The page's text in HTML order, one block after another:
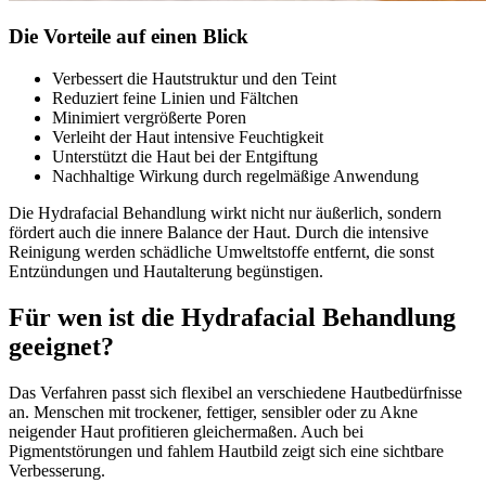
Die Vorteile auf einen Blick
Verbessert die Hautstruktur und den Teint
Reduziert feine Linien und Fältchen
Minimiert vergrößerte Poren
Verleiht der Haut intensive Feuchtigkeit
Unterstützt die Haut bei der Entgiftung
Nachhaltige Wirkung durch regelmäßige Anwendung
Die Hydrafacial Behandlung wirkt nicht nur äußerlich, sondern
fördert auch die innere Balance der Haut. Durch die intensive
Reinigung werden schädliche Umweltstoffe entfernt, die sonst
Entzündungen und Hautalterung begünstigen.
Für wen ist die Hydrafacial Behandlung
geeignet?
Das Verfahren passt sich flexibel an verschiedene Hautbedürfnisse
an. Menschen mit trockener, fettiger, sensibler oder zu Akne
neigender Haut profitieren gleichermaßen. Auch bei
Pigmentstörungen und fahlem Hautbild zeigt sich eine sichtbare
Verbesserung.